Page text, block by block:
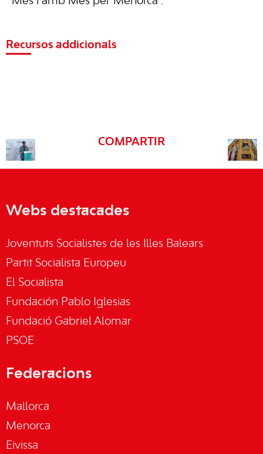
Recursos addicionals
COMPARTIR
Webs destacades
Joventuts Socialistes de les Illes Balears
Partit Socialista Europeu
El Socialista
Fundación Pablo Iglesias
Fundació Gabriel Alomar
PSOE
Federacions
Mallorca
Menorca
Eivissa